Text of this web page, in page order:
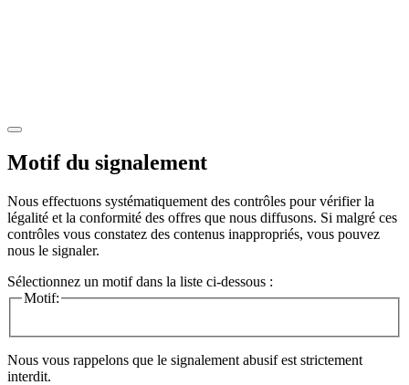
Motif du signalement
Nous effectuons systématiquement des contrôles pour vérifier la
légalité et la conformité des offres que nous diffusons. Si malgré ces
contrôles vous constatez des contenus inappropriés, vous pouvez
nous le signaler.
Sélectionnez un motif dans la liste ci-dessous :
Motif:
Nous vous rappelons que le signalement abusif est strictement
interdit.